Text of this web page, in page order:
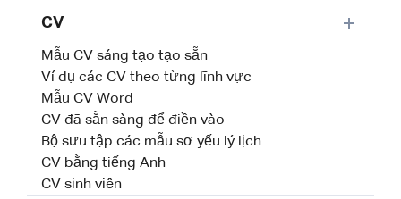
CV
Mẫu CV sáng tạo tạo sẵn
Ví dụ các CV theo từng lĩnh vực
Mẫu CV Word
CV đã sẵn sàng để điền vào
Bộ sưu tập các mẫu sơ yếu lý lịch
CV bằng tiếng Anh
CV sinh viên